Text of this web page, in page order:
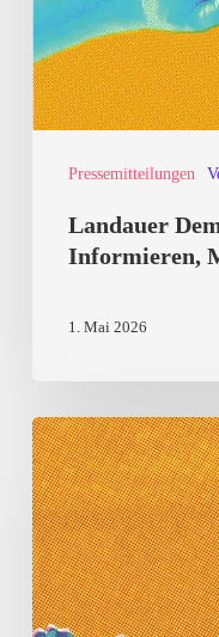
Pressemitteilungen
Mitgestalten
Landauer
Informieren,
1. Mai 2026
Kulturkampf
von
Rechtsaußen:
Akteure,
Strategien,
Narrative